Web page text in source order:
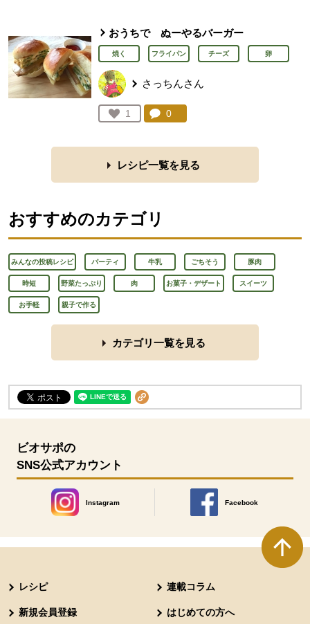
おうちで ぬーやるバーガー
焼く フライパン チーズ 卵
さっちんさん
お気に入り登録：
1
人が登録
コメント：
0
レシピ一覧を見る
おすすめのカテゴリ
みんなの投稿レシピ パーティ 牛乳 ごちそう 豚肉
時短 野菜たっぷり 肉 お菓子・デザート スイーツ
お手軽 親子で作る
カテゴリ一覧を見る
ビオサポの
SNS公式アカウント
Instagram
別のウィンドウで開きます。
Facebook
別のウィンドウで開きます
レシピ 連載コラム
新規会員登録 はじめての方へ